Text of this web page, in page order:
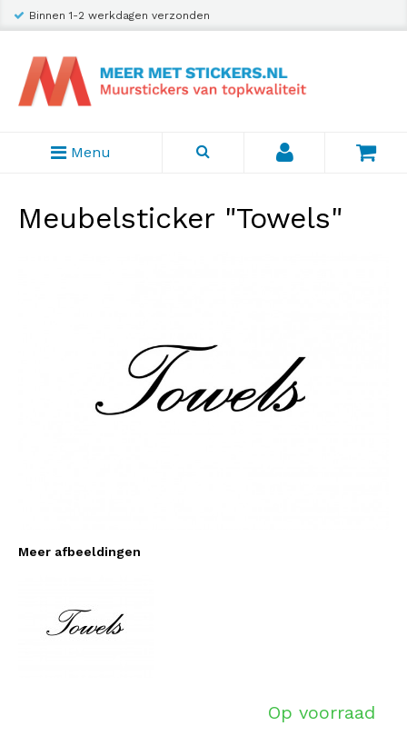
Binnen 1-2 werkdagen verzonden
Menu
Meubelsticker "Towels"
Meer afbeeldingen
Op voorraad